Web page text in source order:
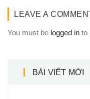
LEAVE A
You must be logged in to
BÀI VIẾT MỚI